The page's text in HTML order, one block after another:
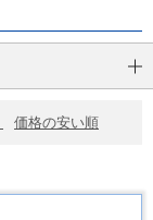
価格の安い順